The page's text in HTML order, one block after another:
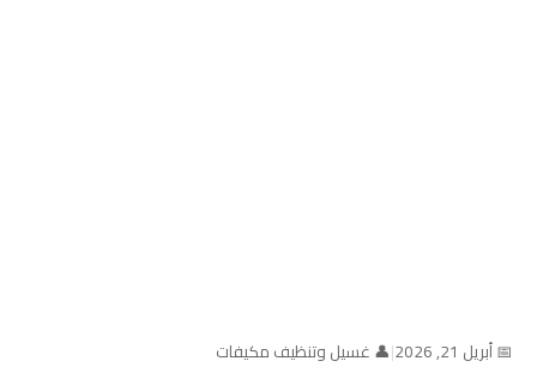
📅 أبريل 21, 2026 |👤 غسيل وتنظيف مكيفات